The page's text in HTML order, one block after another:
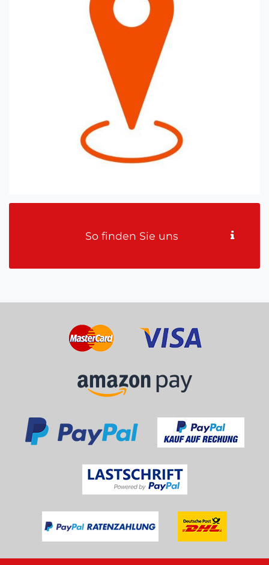
So finden Sie uns